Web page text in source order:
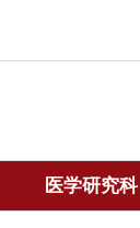
医学研究科